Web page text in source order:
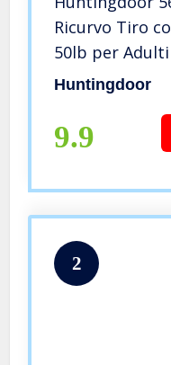
Ricurvo Tiro
50lb per
Mano Destra
Huntingdoor
9.9
2